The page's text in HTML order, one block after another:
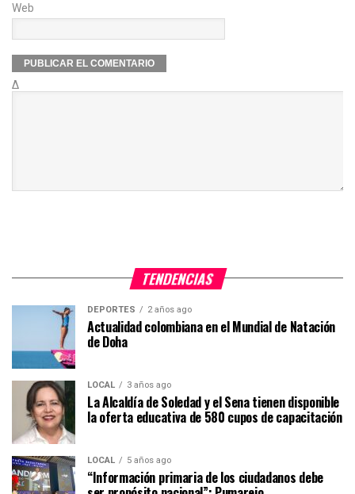
Web
Δ
TENDENCIAS
DEPORTES 2 años ago
Actualidad colombiana en el Mundial de Natación
de Doha
LOCAL 3 años ago
La Alcaldía de Soledad y el Sena tienen disponible
la oferta educativa de 580 cupos de capacitación
LOCAL 5 años ago
“Información primaria de los ciudadanos debe